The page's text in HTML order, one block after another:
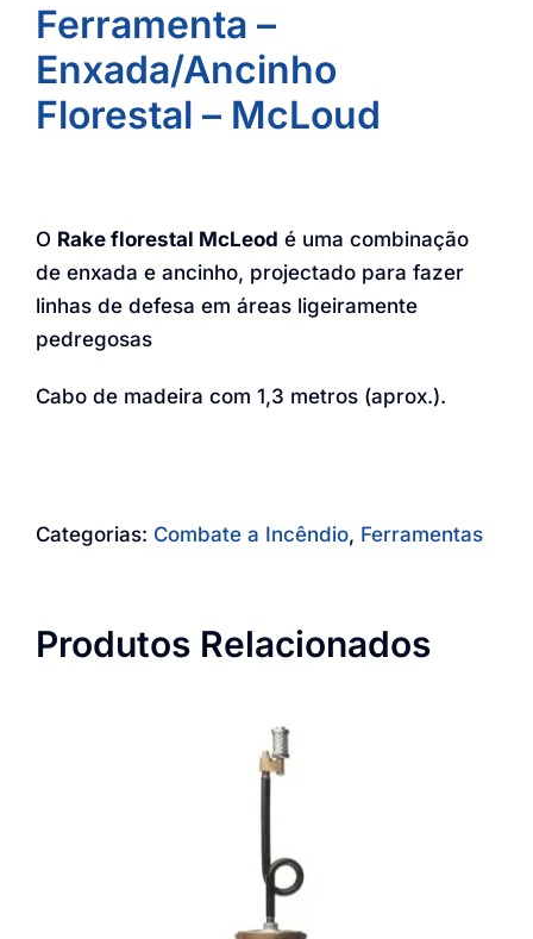
Ferramenta –
Enxada/Ancinho
Florestal – McLoud
O Rake florestal McLeod é uma combinação
de enxada e ancinho, projectado para fazer
linhas de defesa em áreas ligeiramente
pedregosas
Cabo de madeira com 1,3 metros (aprox.).
Categorias: Combate a Incêndio, Ferramentas
Produtos Relacionados